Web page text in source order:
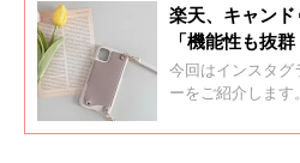
楽天、キャン
「機能性も抜
ダー4選
今回はインスタ
ーをご紹介します
まで、幅広い種